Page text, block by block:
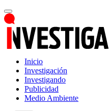
Inicio
Investigación
Investigando
Publicidad
Medio Ambiente